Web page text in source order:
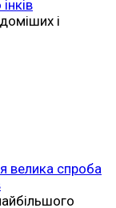
і
велика спроба